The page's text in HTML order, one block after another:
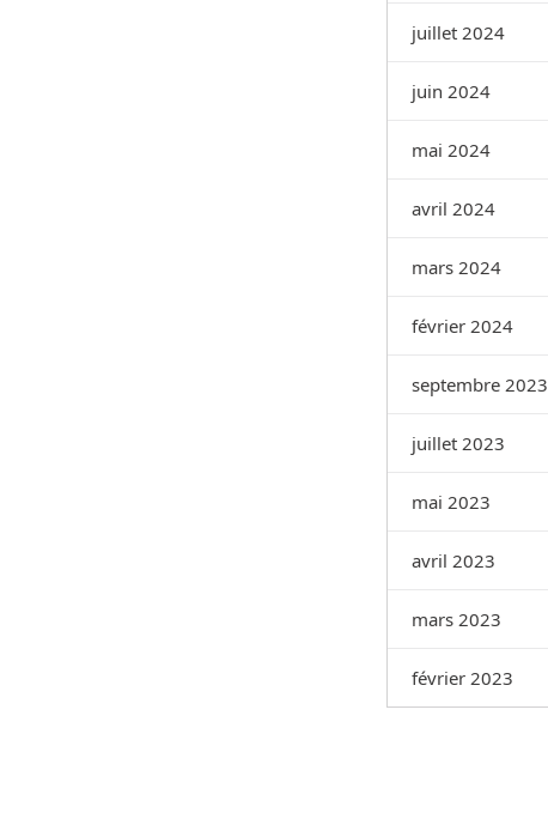
juillet 2024
juin 2024
mai 2024
avril 2024
mars 2024
février 2024
septembre 2023
juillet 2023
mai 2023
avril 2023
mars 2023
février 2023